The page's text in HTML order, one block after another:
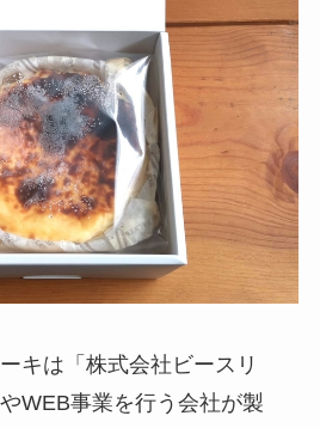
キは「株式会社ビースリ
WEB事業を行う会社が製